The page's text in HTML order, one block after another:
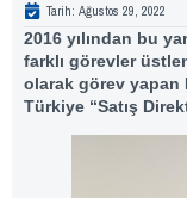
Tarih: Ağustos 29, 2022
2016 yılından bu
farklı görevler
olarak görev yapan
Türkiye “Satış